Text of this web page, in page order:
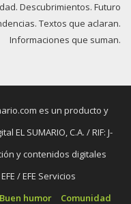
Descubrimientos. Futuro
Textos que aclaran.
Informaciones que suman.
es un producto y
EL SUMARIO, C.A. / RIF: J-
y contenidos digitales
/ EFE Servicios
Buen humor Comunidad